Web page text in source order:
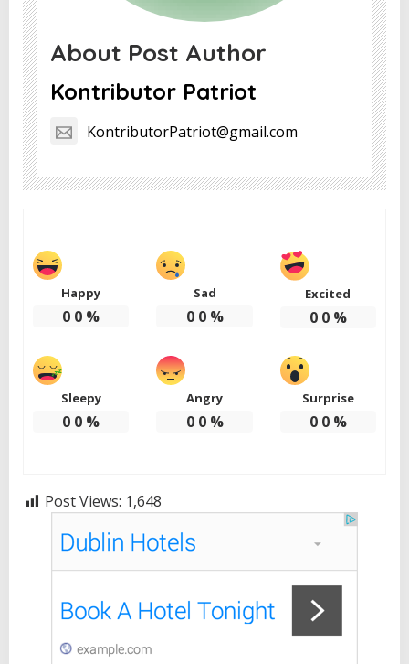
About Post Author
Kontributor Patriot
KontributorPatriot@gmail.com
Happy
0 0 %
Sad
0 0%
Excited
0 0%
Sleepy
0 0 %
Angry
0 0%
Surprise
0 0%
Post Views: 1,648